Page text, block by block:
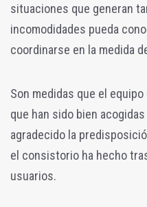
situaciones que generan
incomodidades pueda
coordinarse en la medida
Son medidas que el
que han sido bien
agradecido la
el consistorio ha hecho
usuarios.